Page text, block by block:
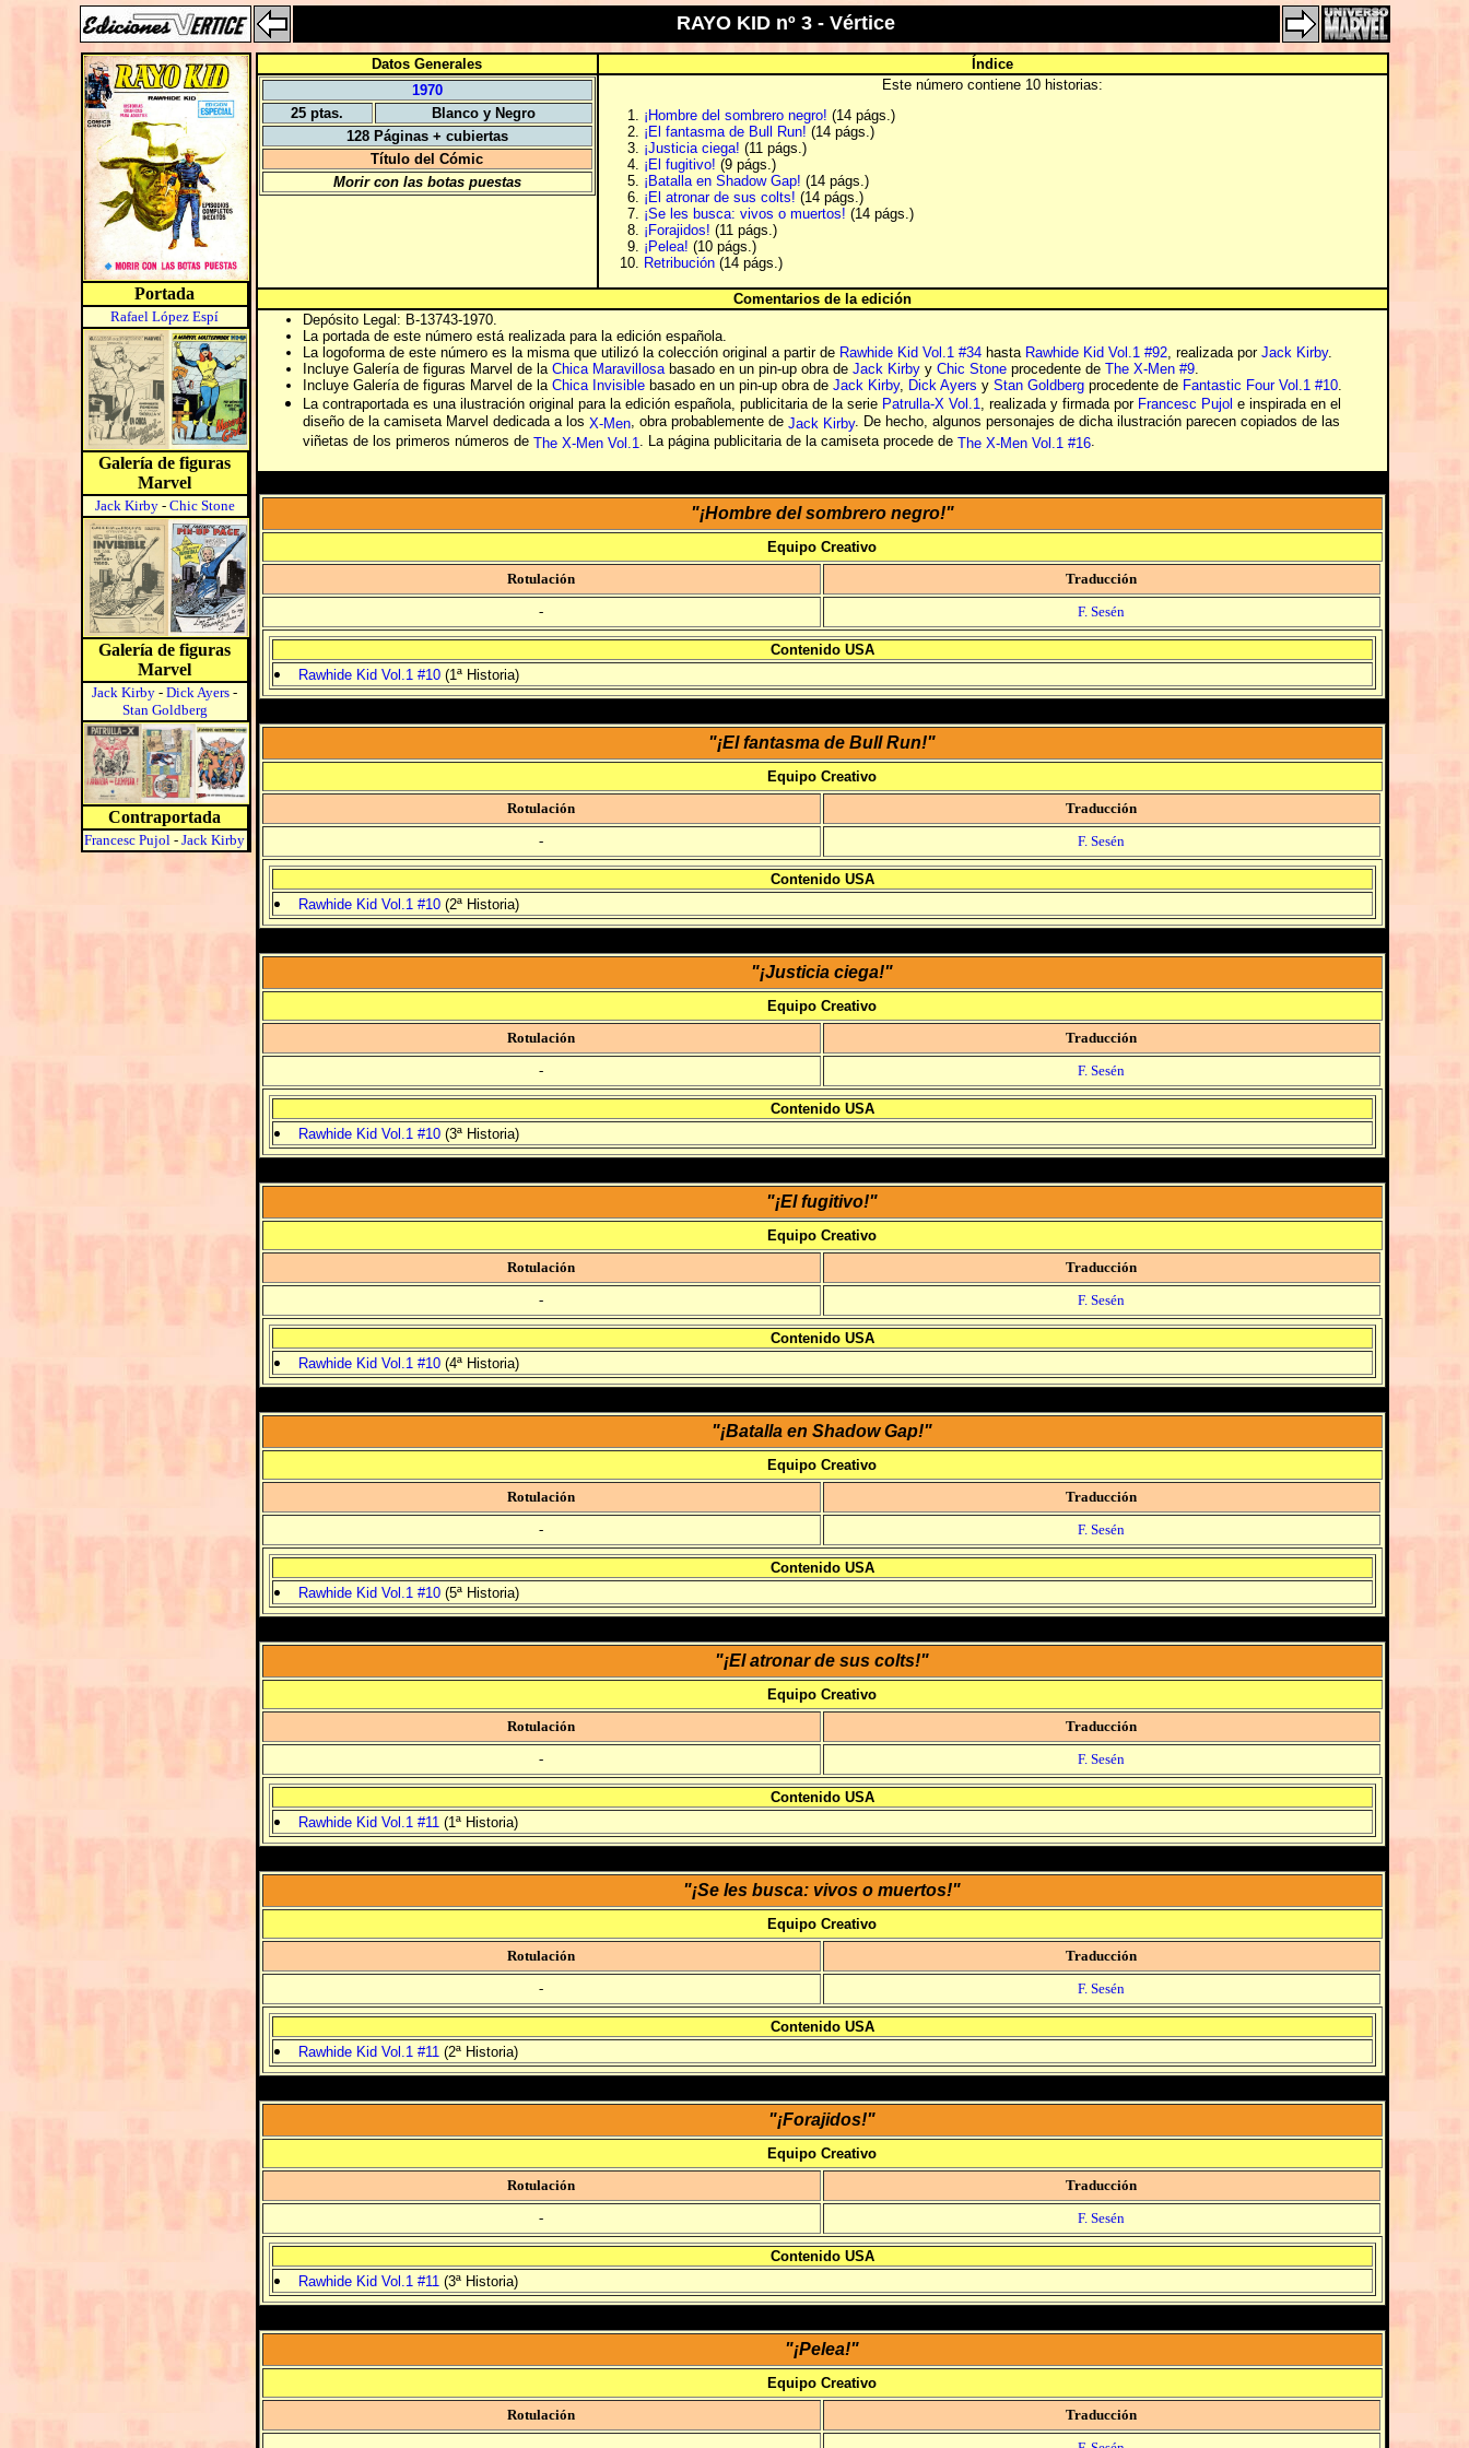
RAYO KID nº 3 - Vértice
Portada
Rafael López Espí
Galería de figuras
Marvel
Jack Kirby- Chic Stone
Galería de figuras
Marvel
Jack Kirby - Dick Ayers -
Stan Goldberg
Contraportada
Francesc Pujol - Jack Kirby
Datos Generales
Índice
1970
25 ptas.
Blanco y Negro
128 Páginas + cubiertas
Título del Cómic
Morir con las botas puestas
Este número contiene 10 historias:
¡Hombre del sombrero negro! (14 págs.)
¡El fantasma de Bull Run! (14 págs.)
¡Justicia ciega! (11 págs.)
¡El fugitivo! (9 págs.)
¡Batalla en Shadow Gap! (14 págs.)
¡El atronar de sus colts! (14 págs.)
¡Se les busca: vivos o muertos! (14 págs.)
¡Forajidos! (11 págs.)
¡Pelea! (10 págs.)
Retribución(14 págs.)
Comentarios de la edición
Depósito Legal: B-13743-1970.
La portada de este número está realizada para la edición española.
La logoforma de este número es la misma que utilizó la colección original a partir de Rawhide Kid Vol.1 #34hasta Rawhide Kid Vol.1 #92, realizada por Jack Kirby.
Incluye Galería de figuras Marvel de la Chica Maravillosabasado en un pin-up obra de Jack Kirbyy Chic Stoneprocedente de The X-Men #9.
Incluye Galería de figuras Marvel de la Chica Invisiblebasado en un pin-up obra de Jack Kirby, Dick Ayers y Stan Goldbergprocedente de Fantastic Four Vol.1 #10.
La contraportada es una ilustración original para la edición española, publicitaria de la serie Patrulla-X Vol.1, realizada y firmada por Francesc Pujol e inspirada en el
diseño de la camiseta Marvel dedicada a los X-Men, obra probablemente de Jack Kirby. De hecho, algunos personajes de dicha ilustración parecen copiados de las
viñetas de los primeros números de The X-Men Vol.1. La página publicitaria de la camiseta procede de The X-Men Vol.1 #16.
"¡Hombre del sombrero negro!"
Equipo Creativo
Rotulación
Traducción
-
F. Sesén
Contenido USA
Rawhide Kid Vol.1 #10(1ª Historia)
"¡El fantasma de Bull Run!"
Equipo Creativo
Rotulación
Traducción
-
F. Sesén
Contenido USA
Rawhide Kid Vol.1 #10(2ª Historia)
"¡Justicia ciega!"
Equipo Creativo
Rotulación
Traducción
-
F. Sesén
Contenido USA
Rawhide Kid Vol.1 #10(3ª Historia)
"¡El fugitivo!"
Equipo Creativo
Rotulación
Traducción
-
F. Sesén
Contenido USA
Rawhide Kid Vol.1 #10(4ª Historia)
"¡Batalla en Shadow Gap!"
Equipo Creativo
Rotulación
Traducción
-
F. Sesén
Contenido USA
Rawhide Kid Vol.1 #10(5ª Historia)
"¡El atronar de sus colts!"
Equipo Creativo
Rotulación
Traducción
-
F. Sesén
Contenido USA
Rawhide Kid Vol.1 #11(1ª Historia)
"¡Se les busca: vivos o muertos!"
Equipo Creativo
Rotulación
Traducción
-
F. Sesén
Contenido USA
Rawhide Kid Vol.1 #11(2ª Historia)
"¡Forajidos!"
Equipo Creativo
Rotulación
Traducción
-
F. Sesén
Contenido USA
Rawhide Kid Vol.1 #11(3ª Historia)
"¡Pelea!"
Equipo Creativo
Rotulación
Traducción